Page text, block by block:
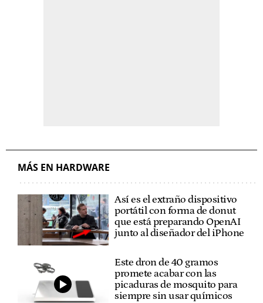
MÁS EN HARDWARE
Así es el extraño dispositivo
portátil con forma de donut
que está preparando OpenAI
junto al diseñador del iPhone
Este dron de 40 gramos
promete acabar con las
picaduras de mosquito para
siempre sin usar químicos